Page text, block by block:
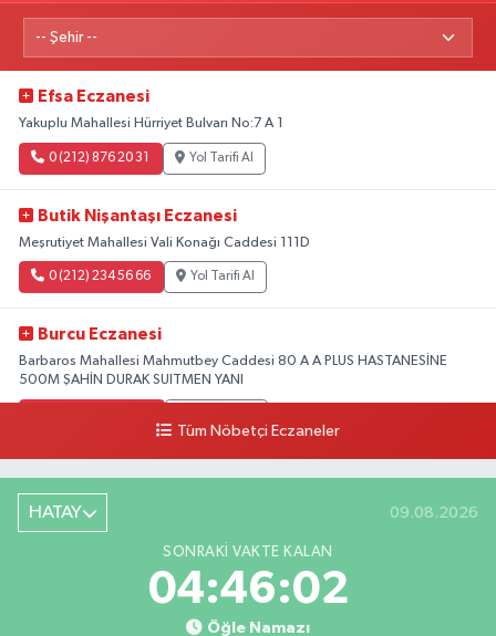
Efsa Eczanesi
Yakuplu Mahallesi Hürriyet Bulvarı No:7 A 1
0 (212) 876 20 31 Yol Tarifi Al
Butik Nişantaşı Eczanesi
Meşrutiyet Mahallesi Vali Konağı Caddesi 111D
0 (212) 234 56 66 Yol Tarifi Al
Burcu Eczanesi
Barbaros Mahallesi Mahmutbey Caddesi 80 A A PLUS HASTANESİNE
500M ŞAHİN DURAK SUITMEN YANI
Akşemsettin Mahallesi Akdeniz Caddesi No:12 A 41.01948179055185,
28.946705949073934
Yol Tarifi Al
Tüm Nöbetçi Eczaneler
HATAY 09.08.2026
SONRAKI VAKTE KALAN
04:46:02
Öğle Namazı